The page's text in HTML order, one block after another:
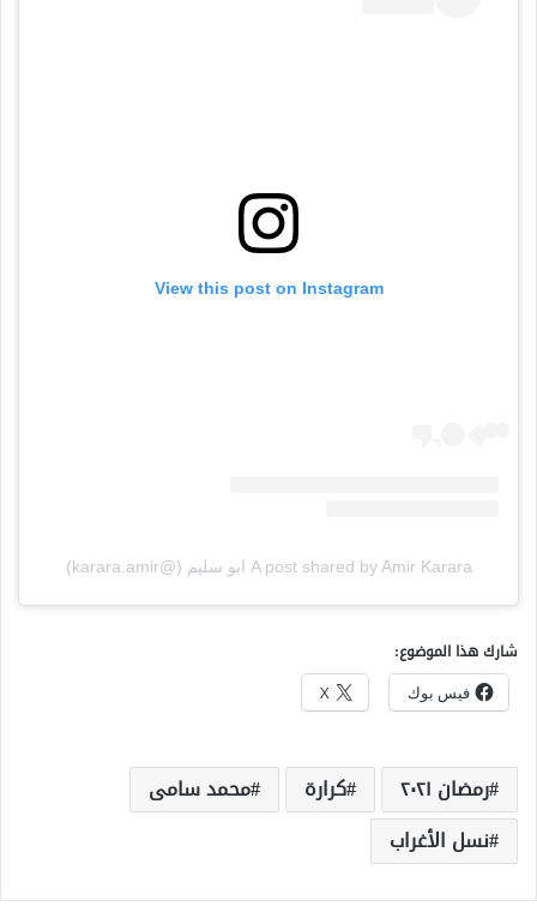
View this post on Instagram
A post shared by Amir Karara ابو سليم (@karara.amir)
شارك هذا الموضوع:
فيس بوك X
رمضان ٢٠٢١ كرارة
محمد سامى
نسل الأغراب